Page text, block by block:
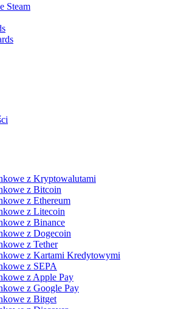
Steam
z Kryptowalutami
z Bitcoin
z Ethereum
z Litecoin
z Binance
z Dogecoin
z Tether
z Kartami Kredytowymi
z SEPA
z Apple Pay
z Google Pay
z Bitget